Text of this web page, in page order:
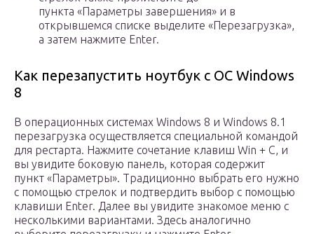
пункта «Параметры завершения» и в
открывшемся списке выделите «Перезагрузка»,
а затем нажмите Enter.
Как перезапустить ноутбук с ОС Windows
8
В операционных системах Windows 8 и Windows 8.1
перезагрузка осуществляется специальной командой
для рестарта. Нажмите сочетание клавиш Win + C, и
вы увидите боковую панель, которая содержит
пункт «Параметры». Традиционно выбрать его нужно
с помощью стрелок и подтвердить выбор с помощью
клавиши Enter. Далее вы увидите знакомое меню с
несколькими вариантами. Здесь аналогично